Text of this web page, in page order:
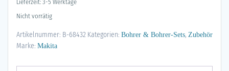
Lieferzeit: 3-5 Werktage
Nicht vorrätig
Artikelnummer: B-68432 Kategorien: Bohrer & Bohrer-Sets, Zubehör
Marke: Makita